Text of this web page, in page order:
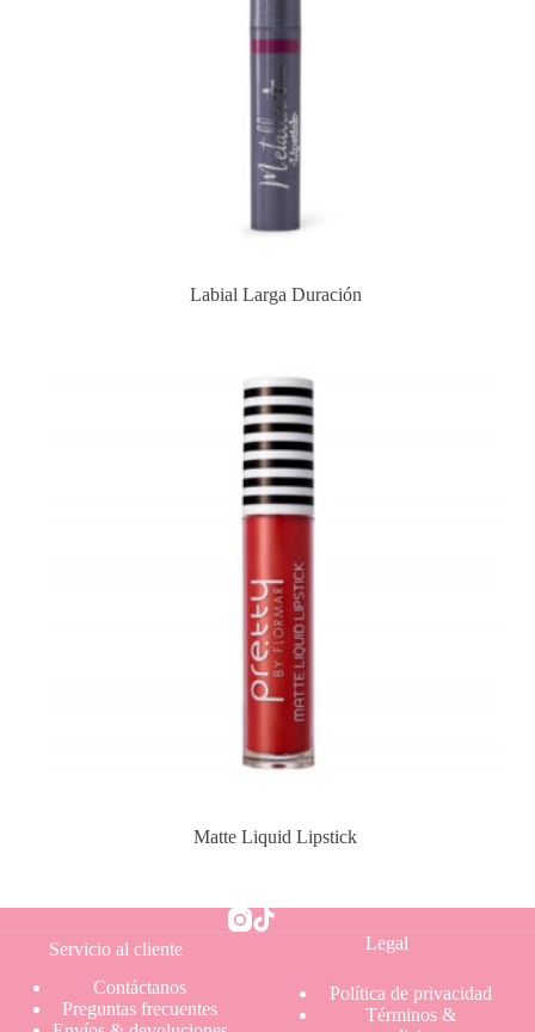
Labial Larga Duración
Matte Liquid Lipstick
Servicio al cliente
Contáctanos
Preguntas frecuentes
Legal
Política de privacidad
Términos &